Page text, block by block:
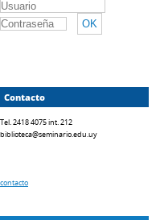
Contacto
Tel. 2418 4075 int. 212
biblioteca@seminario.edu.uy
contacto